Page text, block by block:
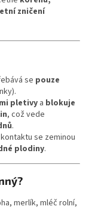
zničení
se pouze
pletivy a blokuje
, což vede
.
se zeminou
plodiny.
merlík, mléč rolní,